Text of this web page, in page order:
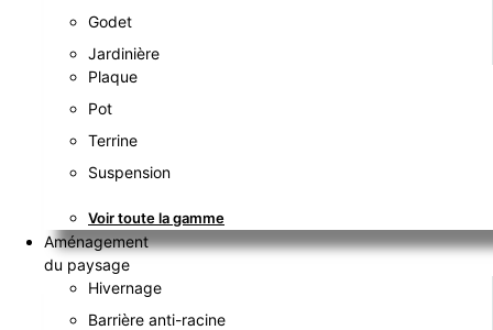
Godet
Jardinière
Plaque
Pot
Terrine
Suspension
Voir toute la gamme
Aménagement
du paysage
Hivernage
Barrière anti-racine